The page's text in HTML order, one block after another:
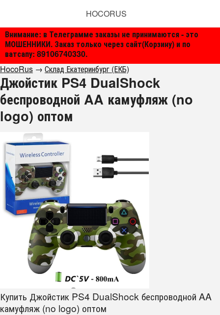
Внимание: в Телеграмме заказы не принимаются - это
МОШЕННИКИ. Заказ только через сайт(Корзину) и по
ватсапу: 89106740330.
HOCORUS
HocoRus → Склад Екатеринбург (ЕКБ)
Джойстик PS4 DualShock
беспроводной AA камуфляж (no
logo) оптом
Купить Джойстик PS4 DualShock беспроводной AA
камуфляж (no logo) оптом